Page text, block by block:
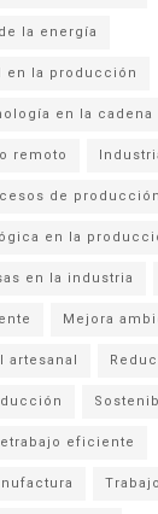
la energía
en la producción
en la cadena
remoto
de producción
en la
en la industria
Mejora
artesanal
eficiente